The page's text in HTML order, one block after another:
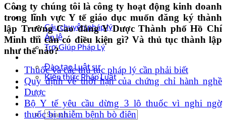
Luật sư tư vấn
Vấn đề pháp lý
Câu chuyện pháp lý
Án lệ
Trợ Giúp Pháp Lý
Nghề Luật
Đào tạo Luật sư
Kiến thức Pháp Luật
Kinh nghiệm – Kỹ năng
Tin tức pháp luật
Công ty chúng tôi là công ty hoạt động kinh doanh
trong lĩnh vực Y tế giáo dục muốn đăng ký thành
lập Trường Cao đẳng Y Dược Thành phố Hồ Chí
Minh thì cần có điều kiện gì? Và thủ tục thành lập
như thế nào?
Thuốc và các thủ tục pháp lý cần phải biết
Quy định về thời hạn của chứng chỉ hành nghề
Dược
Bộ Y tế yêu cầu dừng 3 lô thuốc vì nghi ngờ
thuốc bị nhiễm bệnh bò điên